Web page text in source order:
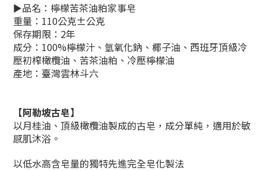
►品名：檸檬苦茶油粕家事皂
重量：110公克±公克
保存期限：2年
成分：100%檸檬汁、氫氧化鈉、椰子油、西班牙頂級冷
壓初榨橄欖油、苦茶油粕、冷壓檸檬油
產地：臺灣雲林斗六
【阿勒坡古皂】
以月桂油、頂級橄欖油製成的古皂，成分單純，適用於敏
感肌沐浴。
以低水高含皂量的獨特先進完全皂化製法